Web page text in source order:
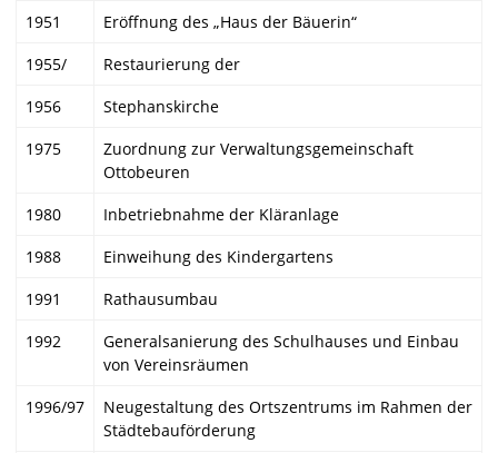
1951
Eröffnung des „Haus der Bäuerin“
1955/
Restaurierung der
1956
Stephanskirche
1975
Zuordnung zur Verwaltungsgemeinschaft
Ottobeuren
1980
Inbetriebnahme der Kläranlage
1988
Einweihung des Kindergartens
1991
Rathausumbau
1992
Generalsanierung des Schulhauses und Einbau
von Vereinsräumen
1996/97
Neugestaltung des Ortszentrums im Rahmen der
Städtebauförderung